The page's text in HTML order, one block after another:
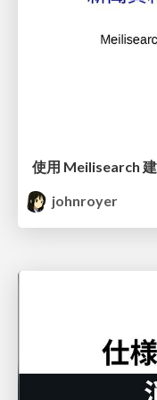
使用 Meilisearch
johnroyer